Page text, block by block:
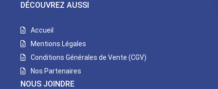
DÉCOUVREZ AUSSI
Accueil
Mentions Légales
Conditions Générales de Vente (CGV)
Nos Partenaires
NOUS JOINDRE